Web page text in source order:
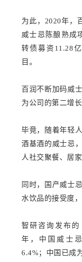
为此，2020年，
威士忌陈酿熟成
转债募资11.28
目。
百润不断加码威
为公司的第二增长
毕竟，随着年轻
酒基酒的威士忌
人社交聚餐、居
同时，国产威士
水饮品的接受度
智研咨询发布的
年，中国威士
6.4%；中国已成